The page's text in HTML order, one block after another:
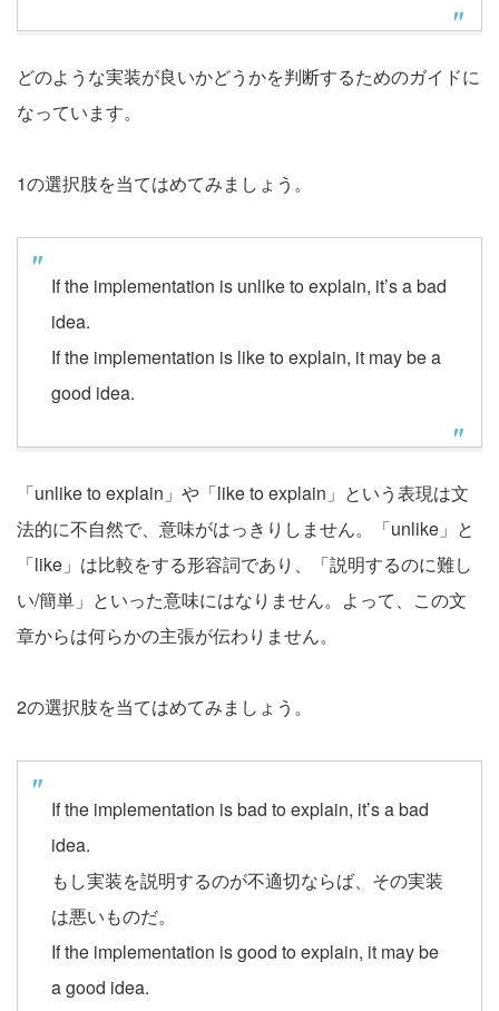
どのような実装が良いかどうかを判断するためのガイドに
なっています。
1の選択肢を当てはめてみましょう。
If the implementation is unlike to explain, it’s a bad
idea.
If the implementation is like to explain, it may be a
good idea.
「unlike to explain」や「like to explain」という表現は文
法的に不自然で、意味がはっきりしません。「unlike」と
「like」は比較をする形容詞であり、「説明するのに難し
い/簡単」といった意味にはなりません。よって、この文
章からは何らかの主張が伝わりません。
2の選択肢を当てはめてみましょう。
If the implementation is bad to explain, it’s a bad
idea.
もし実装を説明するのが不適切ならば、その実装
は悪いものだ。
If the implementation is good to explain, it may be
a good idea.